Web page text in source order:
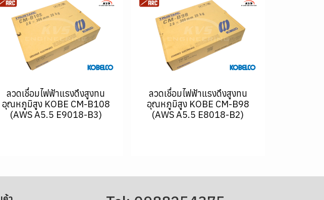
ลวดเชื่อมไฟฟ้าแรงดึงสูงทน
อุณหภูมิสูง KOBE CM-B108
(AWS A5.5 E9018-B3)
ลวดเชื่อมไฟฟ้าแรงดึงสูงทน
อุณหภูมิสูง KOBE CM-B98
(AWS A5.5 E8018-B2)